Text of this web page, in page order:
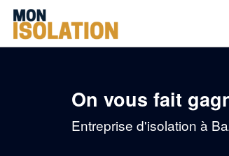
On vous fait
Entreprise d'isolation à